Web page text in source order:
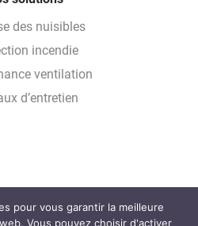
des nuisibles
incendie
ventilation
d’entretien
pour vous garantir la meilleure
Vous pouvez choisir d'activer